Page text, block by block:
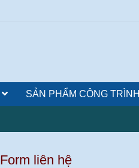
SẢN PHẨM CÔNG TRÌNH
Form liên hệ